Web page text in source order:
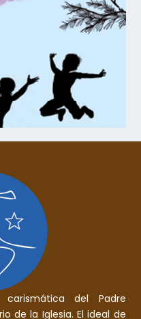
del Padre
de la Iglesia. El ideal de